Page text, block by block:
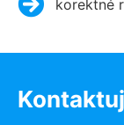
korektné